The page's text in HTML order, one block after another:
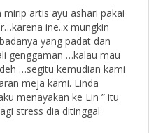
artis ayu ashari pakai
ine..x mungkin
yang padat dan
genggaman …kalau mau
…segitu kemudian kami
meja kami. Linda
menayakan ke Lin ” itu
stress dia ditinggal